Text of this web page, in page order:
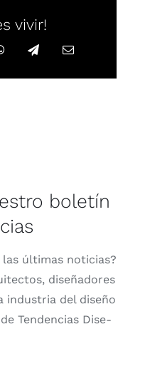
vivir!
boletín
últi­mas noti­cias?
dise­ña­do­res
indus­tria del dise­ño
Ten­den­cias Dise­